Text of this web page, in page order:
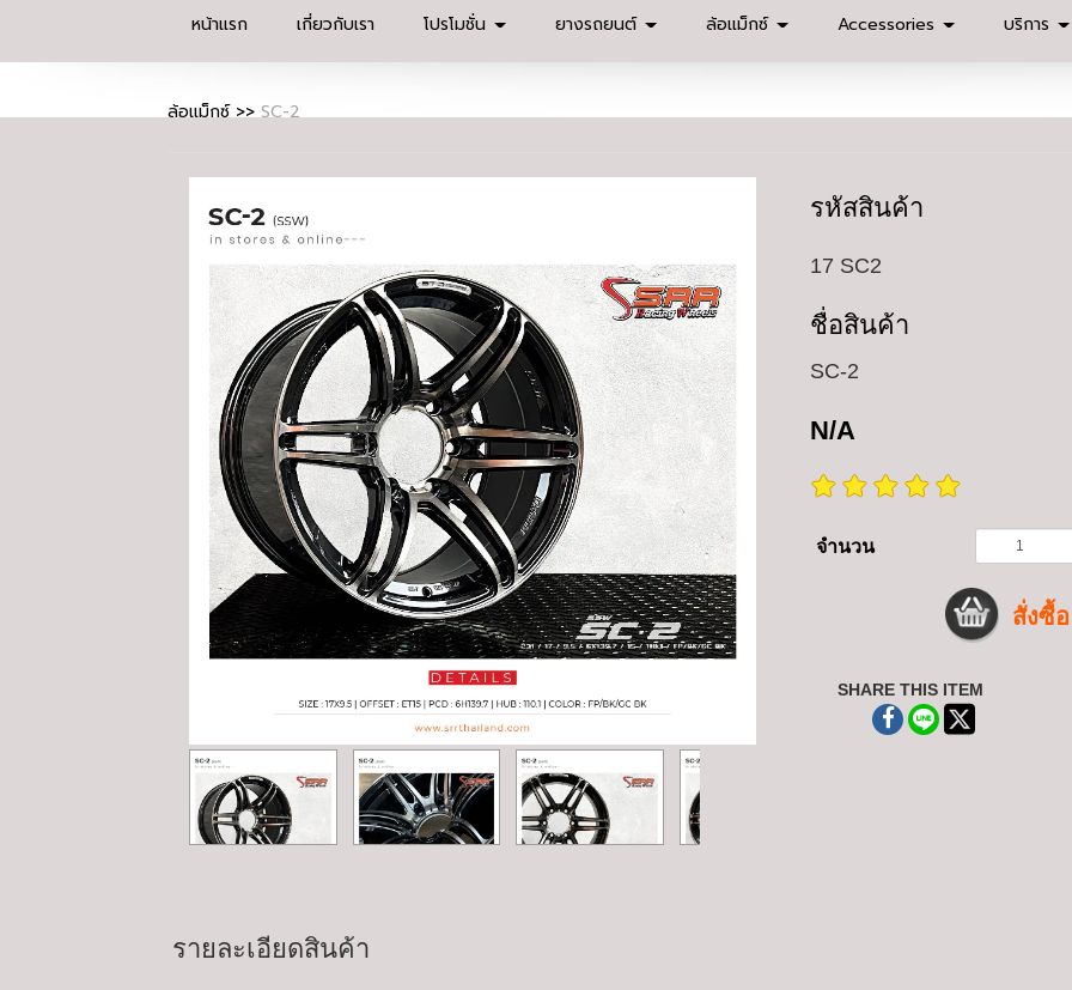
หน้าแรก เกี่ยวกับเรา โปรโมชั่น ยางรถยนต์ ล้อแม็กซ์ Accessories บริการ
ล้อแม็กซ์>>SC-2
รหัสสินค้า
17 SC2
ชื่อสินค้า
SC-2
N/A
จำนวน
สั่งซื้อ
SHARE THIS ITEM
รายละเอียดสินค้า